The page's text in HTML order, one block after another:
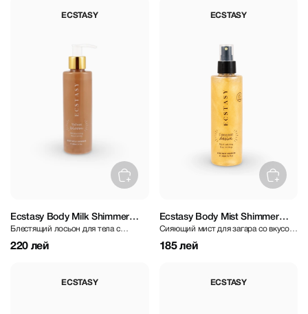
ECSTASY
Ecstasy Body Milk Shimmer
Velvet Bloom 200 ml
Блестящий лосьон для тела с
ароматом бархатных цветов
220 лей
ECSTASY
Ecstasy Body Mist Shimmer
Coconut Desire 200 ml
Сияющий мист для загара со вкусом
кокоса
185 лей
ECSTASY ECSTASY